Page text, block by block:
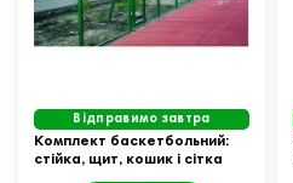
Відправимо завтра
Комплект баскетбольний:
стійка, щит, кошик і сітка